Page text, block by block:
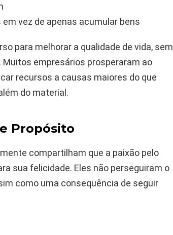
vez de apenas acumular bens
para melhorar a qualidade de vida, sem
empresários prosperaram ao
recursos a causas maiores do que
do material.
Propósito
compartilham que a paixão pelo
sua felicidade. Eles não perseguiram o
como uma consequência de seguir